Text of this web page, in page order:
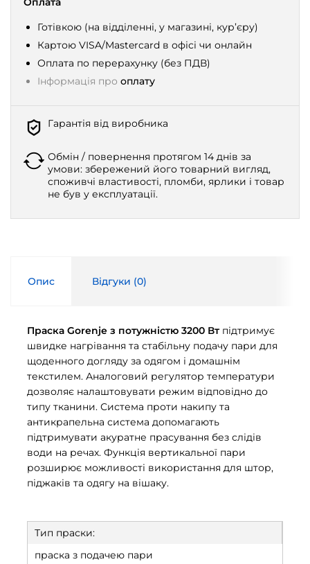
Готівкою (на відділенні, у магазині, кур’єру)
Картою VISA/Mastercard в офісі чи онлайн
Оплата по перерахунку (без ПДВ)
Інформація про оплату
Гарантія від виробника
Обмін / повернення протягом 14 днів за
умови: збережений його товарний вигляд,
споживчі властивості, пломби, ярлики і товар
не був у експлуатації.
Опис Відгуки (0)
Праска Gorenje з потужністю 3200 Вт підтримує
швидке нагрівання та стабільну подачу пари для
щоденного догляду за одягом і домашнім
текстилем. Аналоговий регулятор температури
дозволяє налаштовувати режим відповідно до
типу тканини. Система проти накипу та
антикрапельна система допомагають
підтримувати акуратне прасування без слідів
води на речах. Функція вертикальної пари
розширює можливості використання для штор,
піджаків та одягу на вішаку.
Тип праски:
праска з подачею пари